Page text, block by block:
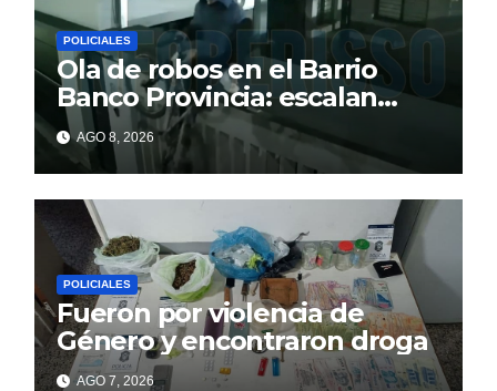
POLICIALES
Ola de robos en el Barrio
Banco Provincia: escalan
paredes en la noche y nadie
responde
AGO 8, 2026
POLICIALES
Fueron por violencia de
Género y encontraron droga
AGO 7, 2026